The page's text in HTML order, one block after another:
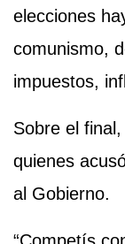
elecciones
comunismo,
impuestos,
Sobre el
quienes
al Gobierno.